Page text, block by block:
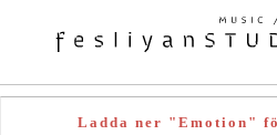
Ladda ner "Emotion"